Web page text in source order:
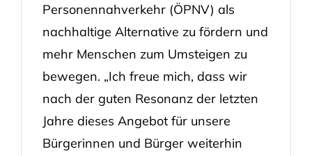
Personennahverkehr (ÖPNV) als
nachhaltige Alternative zu fördern und
mehr Menschen zum Umsteigen zu
bewegen. „Ich freue mich, dass wir
nach der guten Resonanz der letzten
Jahre dieses Angebot für unsere
Bürgerinnen und Bürger weiterhin